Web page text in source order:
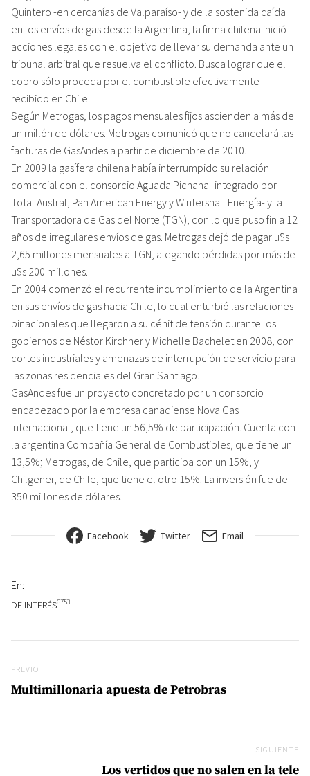
Quintero -en cercanías de Valparaíso- y de la sostenida caída
en los envíos de gas desde la Argentina, la firma chilena inició
acciones legales con el objetivo de llevar su demanda ante un
tribunal arbitral que resuelva el conflicto. Busca lograr que el
cobro sólo proceda por el combustible efectivamente
recibido en Chile.
Según Metrogas, los pagos mensuales fijos ascienden a más de
un millón de dólares. Metrogas comunicó que no cancelará las
facturas de GasAndes a partir de diciembre de 2010.
En 2009 la gasífera chilena había interrumpido su relación
comercial con el consorcio Aguada Pichana -integrado por
Total Austral, Pan American Energy y Wintershall Energía- y la
Transportadora de Gas del Norte (TGN), con lo que puso fin a 12
años de irregulares envíos de gas. Metrogas dejó de pagar u$s
2,65 millones mensuales a TGN, alegando pérdidas por más de
u$s 200 millones.
En 2004 comenzó el recurrente incumplimiento de la Argentina
en sus envíos de gas hacia Chile, lo cual enturbió las relaciones
binacionales que llegaron a su cénit de tensión durante los
gobiernos de Néstor Kirchner y Michelle Bachelet en 2008, con
cortes industriales y amenazas de interrupción de servicio para
las zonas residenciales del Gran Santiago.
GasAndes fue un proyecto concretado por un consorcio
encabezado por la empresa canadiense Nova Gas
Internacional, que tiene un 56,5% de participación. Cuenta con
la argentina Compañía General de Combustibles, que tiene un
13,5%; Metrogas, de Chile, que participa con un 15%, y
Chilgener, de Chile, que tiene el otro 15%. La inversión fue de
350 millones de dólares.
Facebook Twitter Email
En:
DE INTERÉS6753
Previo
PREVIO
Multimillonaria apuesta de Petrobras
SIGUIENTE
Los vertidos que no salen en la tele